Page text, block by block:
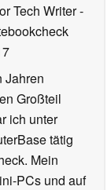
Tech Writer-
Jahren
Großteil
ich unter
tätig
Mein
PCs und auf